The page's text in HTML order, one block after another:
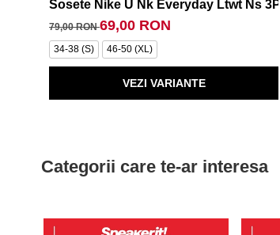
Sosete Nike U Nk Everyday Ltwt Ns 3Pr
79,00 RON69,00 RON
34-38 (S) 46-50 (XL)
VEZI VARIANTE
Categorii care te-ar interesa